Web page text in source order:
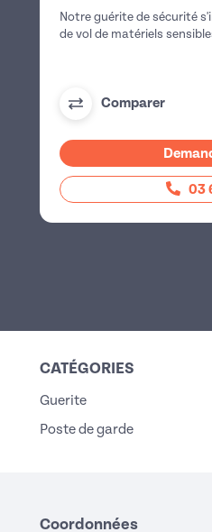
Notre guérite de sécurité
de vol de matériels
Comparer
03
CATÉGORIES
Guerite
Poste de garde
Coordonnées